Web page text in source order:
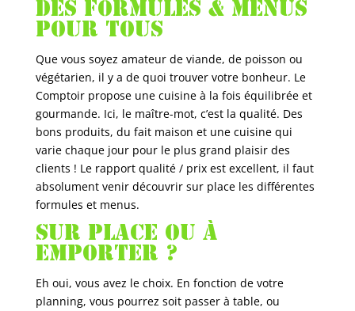
Des formules & menus
pour tous
Que vous soyez amateur de viande, de poisson ou
végétarien, il y a de quoi trouver votre bonheur. Le
Comptoir propose une cuisine à la fois équilibrée et
gourmande. Ici, le maître-mot, c’est la qualité. Des
bons produits, du fait maison et une cuisine qui
varie chaque jour pour le plus grand plaisir des
clients ! Le rapport qualité / prix est excellent, il faut
absolument venir découvrir sur place les différentes
formules et menus.
Sur place ou à
emporter ?
Eh oui, vous avez le choix. En fonction de votre
planning, vous pourrez soit passer à table, ou